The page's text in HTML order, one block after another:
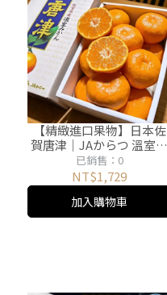
【精緻進口果物】日本佐
賀唐津｜JAからつ 溫室蜜
柑禮盒｜皮薄無籽．細膩
多汁｜原裝1公斤
已銷售：0
NT$1,729
加入購物車